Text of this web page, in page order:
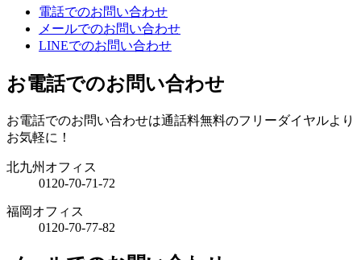
電話でのお問い合わせ
メールでのお問い合わせ
LINEでのお問い合わせ
お電話でのお問い合わせ
お電話でのお問い合わせは通話料無料のフリーダイヤルより
お気軽に！
北九州オフィス
0120-70-71-72
福岡オフィス
0120-70-77-82